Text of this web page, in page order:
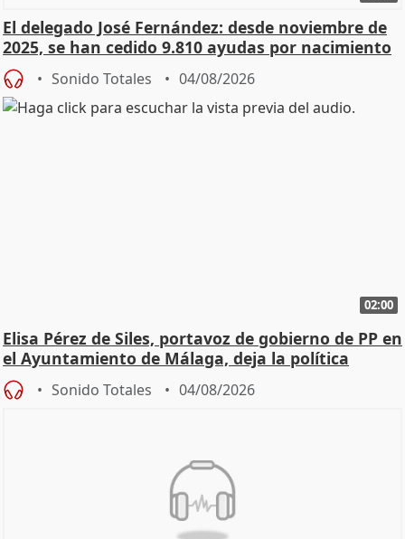
El delegado José Fernández: desde noviembre de
2025, se han cedido 9.810 ayudas por nacimiento
Sonido Totales 04/08/2026
02:00
Elisa Pérez de Siles, portavoz de gobierno de PP en
el Ayuntamiento de Málaga, deja la política
Sonido Totales 04/08/2026